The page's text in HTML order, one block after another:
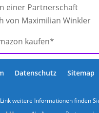
einer Partnerschaft
von Maximilian Winkler
Datenschutz Sitemap
weitere Informationen finden